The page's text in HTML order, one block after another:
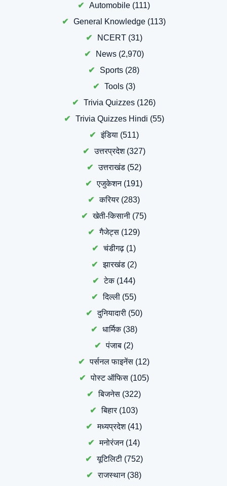
Automobile (111)
General Knowledge (113)
NCERT(31)
News(2,970)
Sports (28)
Tools(3)
Trivia Quizzes (126)
Trivia Quizzes Hindi (55)
इंडिया(511)
उत्तरप्रदेश(327)
उत्तराखंड(52)
एजुकेशन(191)
करियर(283)
खेती-किसानी (75)
गैजेट्स (129)
चंडीगढ़ (1)
झारखंड(2)
टेक(144)
दिल्ली (55)
दुनियादारी(50)
धार्मिक(38)
पंजाब (2)
पर्सनल फाइनेंस (12)
पोस्ट ऑफिस(105)
बिजनेस (322)
बिहार(103)
मध्यप्रदेश(41)
मनोरंजन(14)
यूटिलिटी(752)
राजस्थान(38)